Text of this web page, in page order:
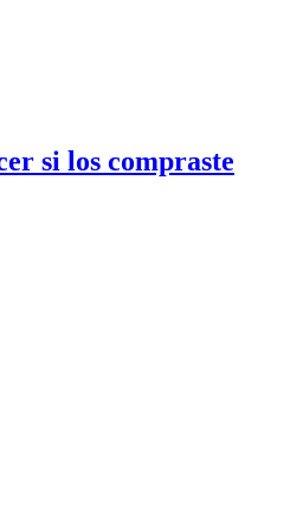
si los compraste